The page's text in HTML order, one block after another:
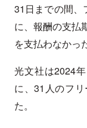
31日までの間、
に、報酬の支払
を支払わなかっ
光文社は2024
に、31人のフ
た。